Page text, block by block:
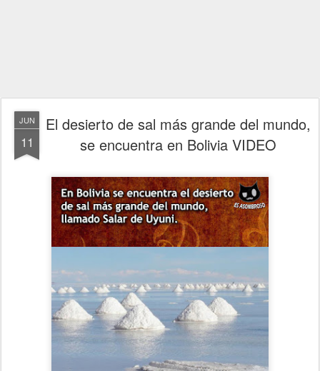
JUN
11
El desierto de sal más grande del mundo,
se encuentra en Bolivia VIDEO